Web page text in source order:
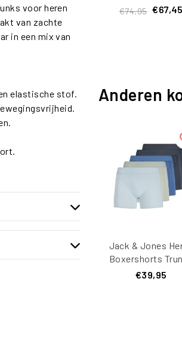
voor heren
van zachte
in een mix van
elastische stof.
JACCANVEY 10-
€74,95 €67,45
Anderen
Jack & Jones
Boxershorts
JACGILLI Effen
€39,95